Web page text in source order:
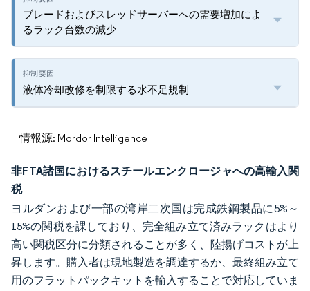
ブレードおよびスレッドサーバーへの需要増加によ
るラック台数の減少
液体冷却改修を制限する水不足規制
情報源: Mordor Intelligence
非FTA諸国におけるスチールエンクロージャへの高輸入関
税
ヨルダンおよび一部の湾岸二次国は完成鉄鋼製品に5%～
15%の関税を課しており、完全組み立て済みラックはより
高い関税区分に分類されることが多く、陸揚げコストが上
昇します。購入者は現地製造を調達するか、最終組み立て
用のフラットパックキットを輸入することで対応していま